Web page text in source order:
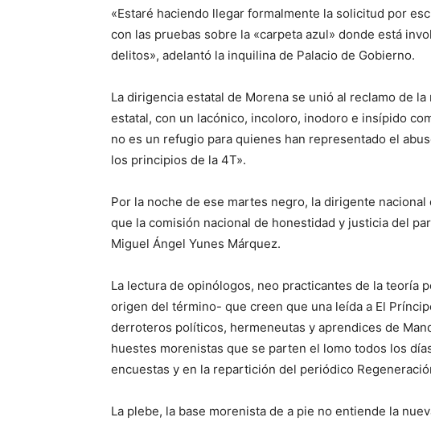
«Estaré haciendo llegar formalmente la solicitud por
con las pruebas sobre la «carpeta azul» donde está
delitos», adelantó la inquilina de Palacio de Gobierno.
La dirigencia estatal de Morena se unió al reclamo de
estatal, con un lacónico, incoloro, inodoro e insípido
no es un refugio para quienes han representado el
los principios de la 4T».
Por la noche de ese martes negro, la dirigente
que la comisión nacional de honestidad y justicia del
Miguel Ángel Yunes Márquez.
La lectura de opinólogos, neo practicantes de la teoría
origen del término- que creen que una leída a El
derroteros políticos, hermeneutas y aprendices de
huestes morenistas que se parten el lomo todos los
encuestas y en la repartición del periódico
La plebe, la base morenista de a pie no entiende la